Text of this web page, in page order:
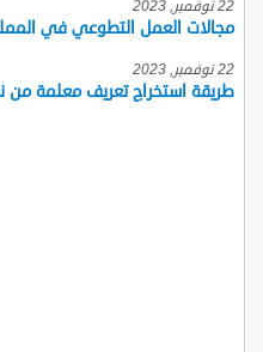
22 نوفمبر, 2023
مجالات العمل التطوعي في
22 نوفمبر, 2023
طريقة استخراج تعريف معلمة من